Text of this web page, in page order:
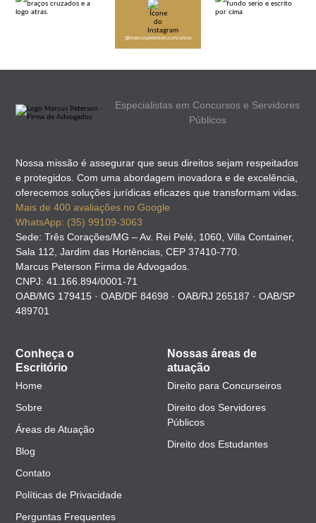
@marcuspeterson.concursos
Especialistas em Concursos e Servidores
Públicos
Nossa missão é assegurar que seus direitos sejam respeitados
e protegidos. Com uma abordagem inovadora e de excelência,
oferecemos soluções jurídicas eficazes que transformam vidas.
Mais de 400 avaliações no Google
WhatsApp: (35) 99109-3063
Sede: Três Corações/MG – Av. Rei Pelé, 1060, Villa Container,
Sala 112, Jardim das Hortências, CEP 37410-770.
Marcus Peterson Firma de Advogados.
CNPJ: 41.166.894/0001-71
OAB/MG 179415 · OAB/DF 84698 · OAB/RJ 265187 · OAB/SP
489701
Conheça o
Escritório
Home
Sobre
Áreas de Atuação
Blog
Contato
Políticas de Privacidade
Perguntas Frequentes
Nossas áreas de
atuação
Direito para Concurseiros
Direito dos Servidores
Públicos
Direito dos Estudantes